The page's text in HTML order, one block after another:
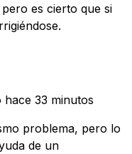
es cierto que si
hace 33 minutos
problema, pero lo
de un